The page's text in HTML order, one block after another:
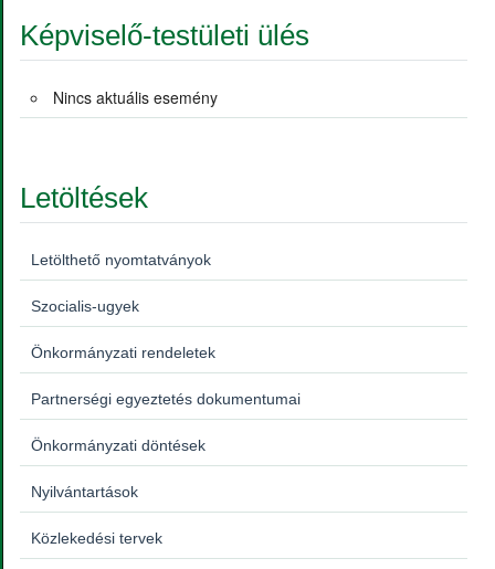
Képviselő-testületi ülés
Nincs aktuális esemény
Letöltések
Letölthető nyomtatványok
Szocialis-ugyek
Önkormányzati rendeletek
Partnerségi egyeztetés dokumentumai
Önkormányzati döntések
Nyilvántartások
Közlekedési tervek